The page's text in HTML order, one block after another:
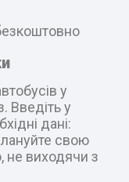
у
Введіть у
дані:
свою
виходячи з